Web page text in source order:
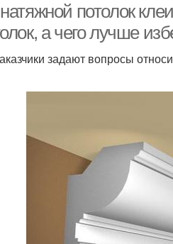
потолок
а чего лучше
задают вопросы